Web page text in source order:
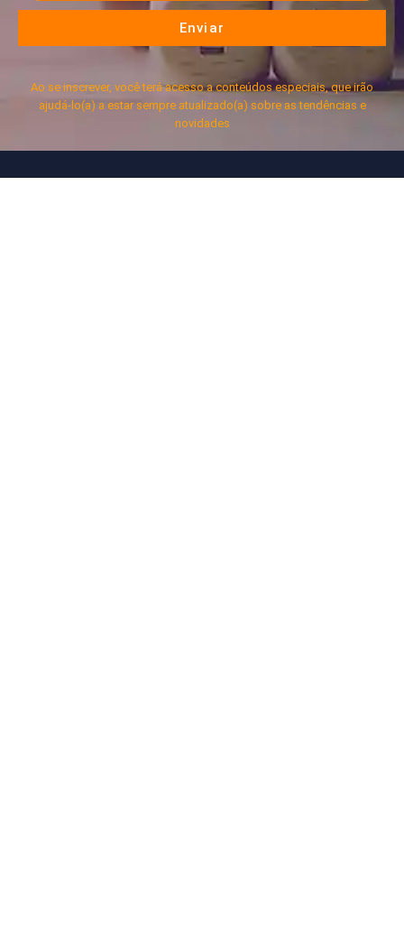
Enviar
Ao se inscrever, você terá acesso a conteúdos especiais, que irão
ajudá-lo(a) a estar sempre atualizado(a) sobre as tendências e
novidades